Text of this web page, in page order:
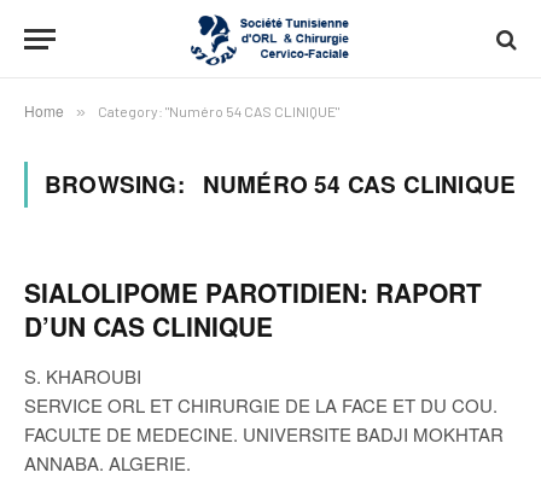
Home » Category: "Numéro 54 CAS CLINIQUE"
BROWSING: NUMÉRO 54 CAS CLINIQUE
SIALOLIPOME PAROTIDIEN: RAPORT
D’UN CAS CLINIQUE
S. KHAROUBI
SERVICE ORL ET CHIRURGIE DE LA FACE ET DU COU.
FACULTE DE MEDECINE. UNIVERSITE BADJI MOKHTAR
ANNABA. ALGERIE.